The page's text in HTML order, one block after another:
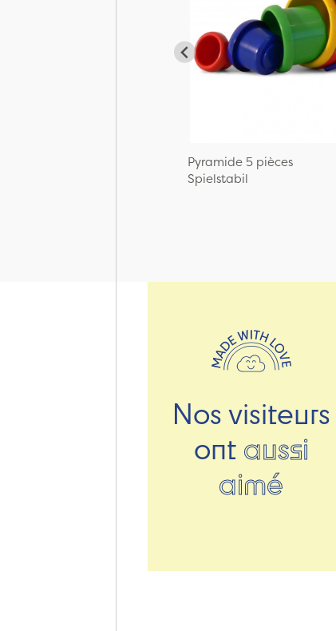
Pyramide 5 pièces
Spielstabil
Nos visiteurs
ont aussi
aimé